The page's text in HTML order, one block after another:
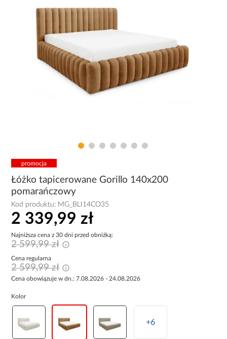
promocja
Łóżko tapicerowane Gorillo 140x200
pomarańczowy
Kod produktu: MG_BLI14CO35
2 339,99 zł
Najniższa cena z 30 dni przed obniżką:
2 599,99 zł
Cena regularna
2 599,99 zł
Cena obowiązuje w dn.: 7.08.2026 - 24.08.2026
Kolor
+6